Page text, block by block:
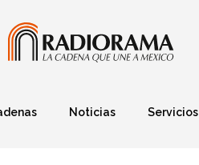
Noticias Servicios